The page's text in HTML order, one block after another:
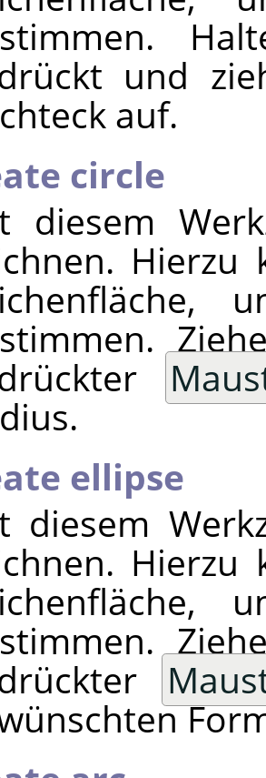
und
auf.
circle
diesem
Hierzu
ellipse
diesem
Hierzu